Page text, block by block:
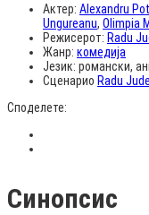
Актер: Alexandru
Ungureanu, Olimpia
Режисерот: Radu
Жанр: комедија
Језик: романски,
Сценарио Radu Jude
Споделете:
Синопсис